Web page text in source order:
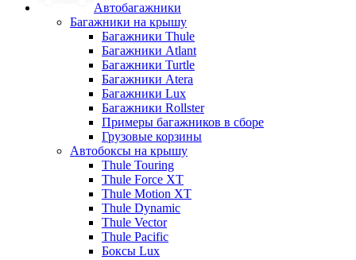
Автобагажники
Багажники на крышу
Багажники Thule
Багажники Atlant
Багажники Turtle
Багажники Atera
Багажники Lux
Багажники Rollster
Примеры багажников в сборе
Грузовые корзины
Автобоксы на крышу
Thule Touring
Thule Force XT
Thule Motion XT
Thule Dynamic
Thule Vector
Thule Pacific
Боксы Lux